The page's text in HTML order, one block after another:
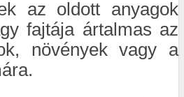
az oldott anyagok
fajtája ártalmas az
növények vagy a